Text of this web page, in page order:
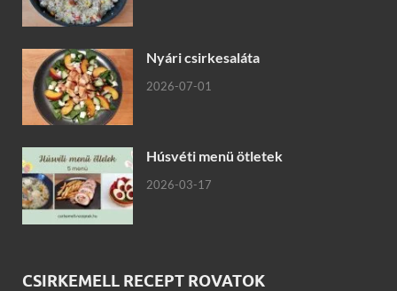
Nyári csirkesaláta
2026-07-01
Húsvéti menü ötletek
2026-03-17
CSIRKEMELL RECEPT ROVATOK